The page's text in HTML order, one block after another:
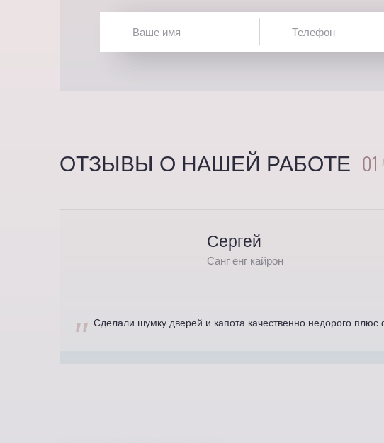
ОТЗЫВЫ О НАШЕЙ РАБОТЕ 01 /
Сергей
Санг енг кайрон
Сделали шумку дверей и капота.качественно недорого